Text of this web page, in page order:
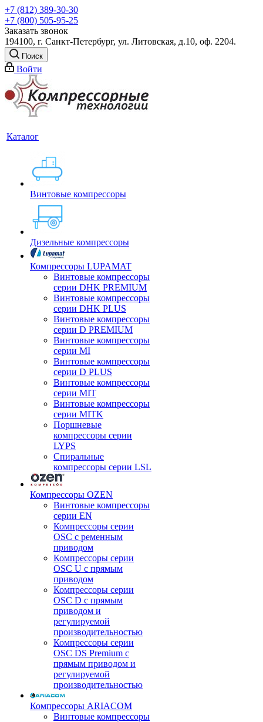
+7 (812) 389-30-30
+7 (800) 505-95-25
Заказать звонок
194100, г. Санкт-Петербург, ул. Литовская, д.10, оф. 2204.
Поиск
Войти
Каталог
Винтовые компрессоры
Дизельные компрессоры
Компрессоры LUPAMAT
Винтовые компрессоры
серии DHK PREMIUM
Винтовые компрессоры
серии DHK PLUS
Винтовые компрессоры
серии D PREMIUM
Винтовые компрессоры
серии MI
Винтовые компрессоры
серии D PLUS
Винтовые компрессоры
серии MIT
Винтовые компрессоры
серии MITK
Поршневые
компрессоры серии
LYPS
Спиральные
компрессоры серии LSL
Компрессоры OZEN
Винтовые компрессоры
серии EN
Компрессоры серии
OSC с ременным
приводом
Компрессоры серии
OSC U с прямым
приводом
Компрессоры серии
OSC D с прямым
приводом и
регулируемой
производительностью
Компрессоры серии
OSC DS Premium с
прямым приводом и
регулируемой
производительностью
Компрессоры ARIACOM
Винтовые компрессоры